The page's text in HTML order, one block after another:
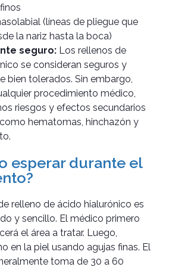
(líneas de pliegue que
la nariz hasta la boca)
seguro: Los rellenos de
se consideran seguros y
bien tolerados. Sin embargo,
procedimiento médico,
riesgos y efectos secundarios
hematomas, hinchazón y
esperar durante el
relleno de ácido hialurónico es
y sencillo. El médico primero
el área a tratar. Luego,
en la piel usando agujas finas. El
toma de 30 a 60